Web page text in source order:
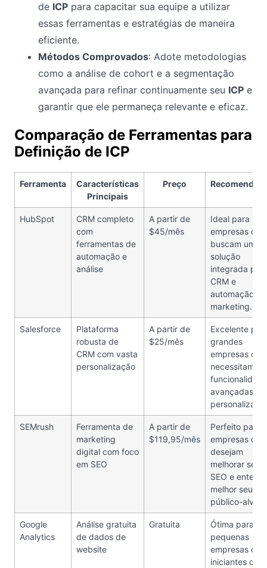
de ICP para capacitar sua equipe a utilizar
essas ferramentas e estratégias de maneira
eficiente.
Métodos Comprovados: Adote metodologias
como a análise de cohort e a segmentação
avançada para refinar continuamente seu ICP e
garantir que ele permaneça relevante e eficaz.
Comparação de Ferramentas para
Definição de ICP
Ferramenta
Características
Principais
Preço
HubSpot
CRM completo
com
ferramentas de
automação e
análise
A partir de
$45/mês
Ideal para
empresas que
buscam uma
solução
integrada
CRM e
automação de
marketing.
Salesforce
Plataforma
robusta de
CRM com vasta
personalização
A partir de
$25/mês
Excelente
grandes
empresas que
necessitam de
avançadas e
SEMrush
Ferramenta de
marketing
digital com foco
em SEO
A partir de
$119,95/mês
Perfeito para
empresas que
desejam
melhorar seu
SEO e
melhor seu
público-alvo.
Google
Analytics
Análise gratuita
de dados de
website
Gratuita
Ótima para
pequenas
empresas ou
iniciantes que